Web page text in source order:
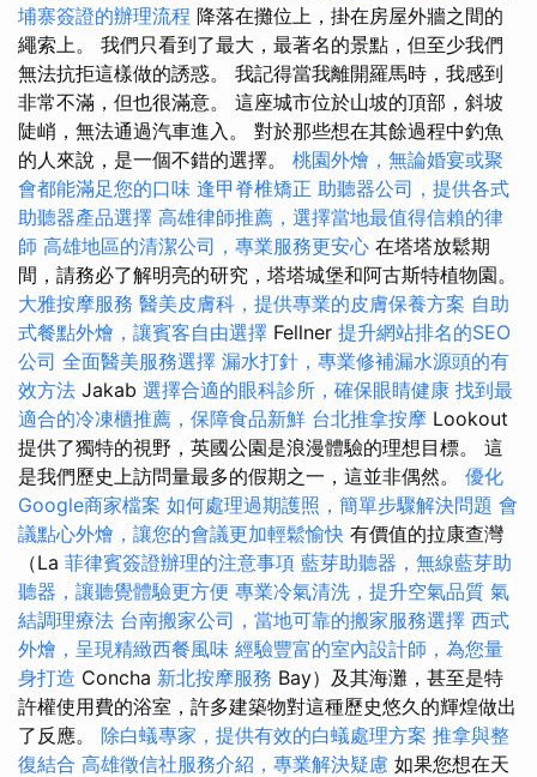
埔寨簽證的辦理流程 降落在攤位上，掛在房屋外牆之間的
繩索上。 我們只看到了最大，最著名的景點，但至少我們
無法抗拒這樣做的誘惑。 我記得當我離開羅馬時，我感到
非常不滿，但也很滿意。 這座城市位於山坡的頂部，斜坡
陡峭，無法通過汽車進入。 對於那些想在其餘過程中釣魚
的人來說，是一個不錯的選擇。 桃園外燴，無論婚宴或聚
會都能滿足您的口味 逢甲脊椎矯正 助聽器公司，提供各式
助聽器產品選擇 高雄律師推薦，選擇當地最值得信賴的律
師 高雄地區的清潔公司，專業服務更安心 在塔塔放鬆期
間，請務必了解明亮的研究，塔塔城堡和阿古斯特植物園。
大雅按摩服務 醫美皮膚科，提供專業的皮膚保養方案 自助
式餐點外燴，讓賓客自由選擇 Fellner 提升網站排名的SEO
公司 全面醫美服務選擇 漏水打針，專業修補漏水源頭的有
效方法 Jakab 選擇合適的眼科診所，確保眼睛健康 找到最
適合的冷凍櫃推薦，保障食品新鮮 台北推拿按摩 Lookout
提供了獨特的視野，英國公園是浪漫體驗的理想目標。 這
是我們歷史上訪問量最多的假期之一，這並非偶然。 優化
Google商家檔案 如何處理過期護照，簡單步驟解決問題 會
議點心外燴，讓您的會議更加輕鬆愉快 有價值的拉康查灣
（La 菲律賓簽證辦理的注意事項 藍芽助聽器，無線藍芽助
聽器，讓聽覺體驗更方便 專業冷氣清洗，提升空氣品質 氣
結調理療法 台南搬家公司，當地可靠的搬家服務選擇 西式
外燴，呈現精緻西餐風味 經驗豐富的室內設計師，為您量
身打造 Concha 新北按摩服務 Bay）及其海灘，甚至是特
許權使用費的浴室，許多建築物對這種歷史悠久的輝煌做出
了反應。 除白蟻專家，提供有效的白蟻處理方案 推拿與整
復結合 高雄徵信社服務介紹，專業解決疑慮 如果您想在天